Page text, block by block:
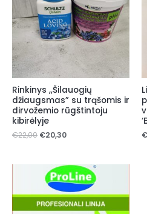
Rinkinys ,,Šilauogių
džiaugsmas” su trąšomis ir
dirvožemio rūgštintoju
kibirėlyje
€22,00 €20,30 €